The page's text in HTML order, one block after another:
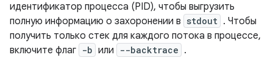
идентификатор процесса (PID), чтобы выгрузить
полную информацию о захоронении в stdout . Чтобы
получить только стек для каждого потока в процессе,
включите флаг -b или --backtrace .